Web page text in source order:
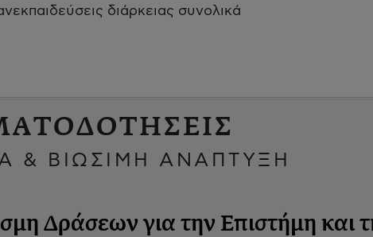
διάρκειας συνολικά
& ΒΙΩΣΙΜΗ ΑΝΑΠΤΥΞΗ
Δράσεων για την Επιστήμη και